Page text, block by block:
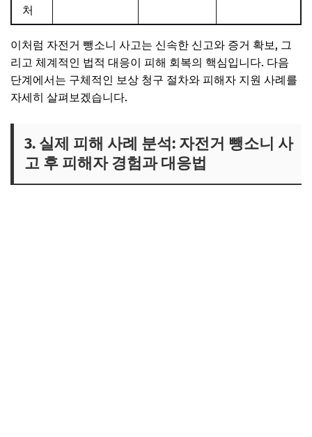
처
이처럼 자전거 뺑소니 사고는 신속한 신고와 증거 확보, 그
리고 체계적인 법적 대응이 피해 회복의 핵심입니다. 다음
단계에서는 구체적인 보상 청구 절차와 피해자 지원 사례를
자세히 살펴보겠습니다.
3. 실제 피해 사례 분석: 자전거 뺑소니 사
고 후 피해자 경험과 대응법